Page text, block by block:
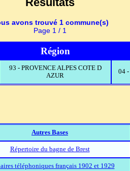
avons trouvé 1 commune(s)
Page 1 / 1
Région
93 - PROVENCE ALPES COTE D
AZUR
04
Autres Bases
Répertoire du bagne de Brest
téléphoniques français 1902 et 1929